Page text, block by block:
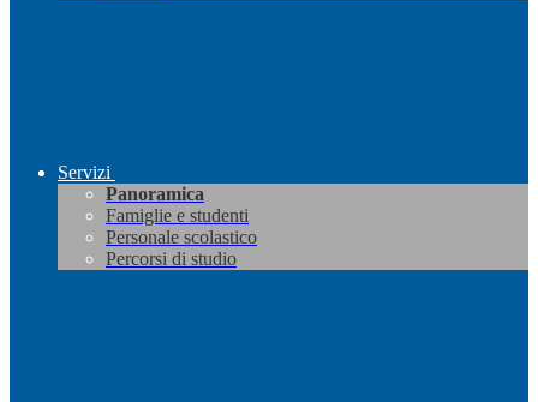
Servizi
Panoramica
Famiglie e studenti
Personale scolastico
Percorsi di studio